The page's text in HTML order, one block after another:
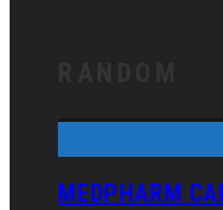
MEDPHARM